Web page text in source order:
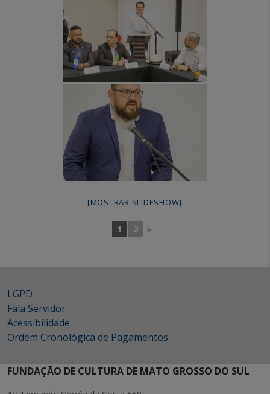
[MOSTRAR SLIDESHOW]
1 2 ►
LGPD
Fala Servidor
Acessibilidade
Ordem Cronológica de Pagamentos
FUNDAÇÃO DE CULTURA DE MATO GROSSO DO SUL